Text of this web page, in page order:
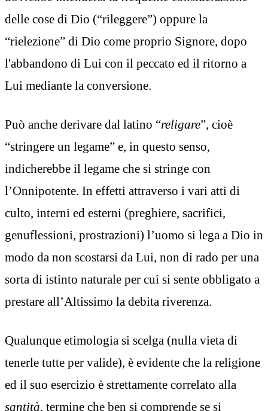
delle cose di Dio (“rileggere”) oppure la
“rielezione” di Dio come proprio Signore, dopo
l'abbandono di Lui con il peccato ed il ritorno a
Lui mediante la conversione.
Può anche derivare dal latino “religare”, cioè
“stringere un legame” e, in questo senso,
indicherebbe il legame che si stringe con
l’Onnipotente. In effetti attraverso i vari atti di
culto, interni ed esterni (preghiere, sacrifici,
genuflessioni, prostrazioni) l’uomo si lega a Dio in
modo da non scostarsi da Lui, non di rado per una
sorta di istinto naturale per cui si sente obbligato a
prestare all’Altissimo la debita riverenza.
Qualunque etimologia si scelga (nulla vieta di
tenerle tutte per valide), è evidente che la religione
ed il suo esercizio è strettamente correlato alla
santità, termine che ben si comprende se si